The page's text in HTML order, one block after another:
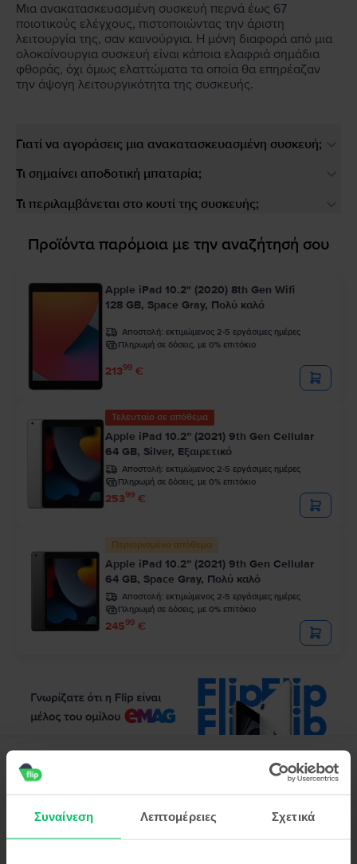
Συναίνεση Λεπτομέρειες Σχετικά
Μια ανακατασκευασμένη συσκευή περνά έως 67
ποιοτικούς ελέγχους, πιστοποιώντας την άριστη
λειτουργία της, σαν καινούργια. Η μόνη διαφορά από μια
ολοκαίνουργια συσκευή είναι κάποια ελαφριά σημάδια
φθοράς, όχι όμως ελαττώματα τα οποία θα επηρέαζαν
την άψογη λειτουργικότητα της συσκευής.
Γιατί να αγοράσεις μια ανακατασκευασμένη συσκευή;
Τι σημαίνει αποδοτική μπαταρία;
Τι περιλαμβάνεται στο κουτί της συσκευής;
Προϊόντα παρόμοια με την αναζήτησή σου
Apple iPad 10.2" (2020) 8th Gen Wifi
128 GB, Space Gray, Πολύ καλό
Αποστολή: εκτιμώμενος 2-5 εργάσιμες ημέρες
Πληρωμή σε δόσεις, με 0% επιτόκιο
21399 €
Τελευταίο σε απόθεμα
Apple iPad 10.2” (2021) 9th Gen Cellular
64 GB, Silver, Εξαιρετικό
Αποστολή: εκτιμώμενος 2-5 εργάσιμες ημέρες
Πληρωμή σε δόσεις, με 0% επιτόκιο
25399 €
Περιορισμένο απόθεμα
Apple iPad 10.2” (2021) 9th Gen Cellular
64 GB, Space Gray, Πολύ καλό
Αποστολή: εκτιμώμενος 2-5 εργάσιμες ημέρες
Πληρωμή σε δόσεις, με 0% επιτόκιο
24599 €
Περιγραφή